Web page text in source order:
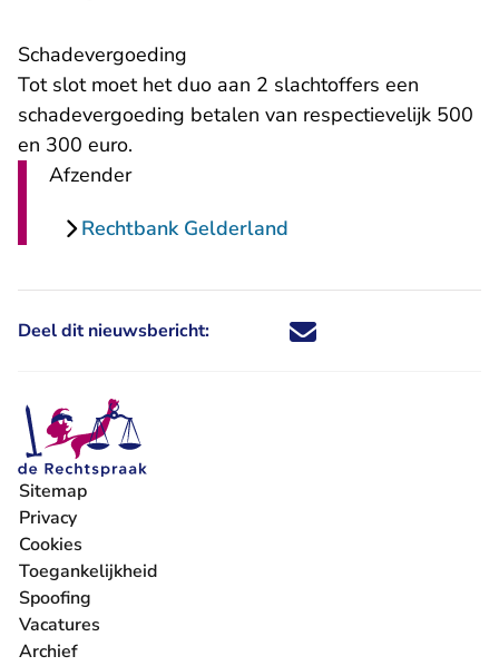
Schadevergoeding
Tot slot moet het duo aan 2 slachtoffers een
schadevergoeding betalen van respectievelijk 500
en 300 euro.
Afzender
Rechtbank Gelderland
Deel dit nieuwsbericht: Deel dit nieuwsbericht via X -
Deel dit nieuwsbericht via
Deel dit nieuwsbericht
Deel dit
Sitemap
Privacy
Cookies
Toegankelijkheid
Spoofing
Vacatures
- U verlaat Rechtspraak.nl
Archief